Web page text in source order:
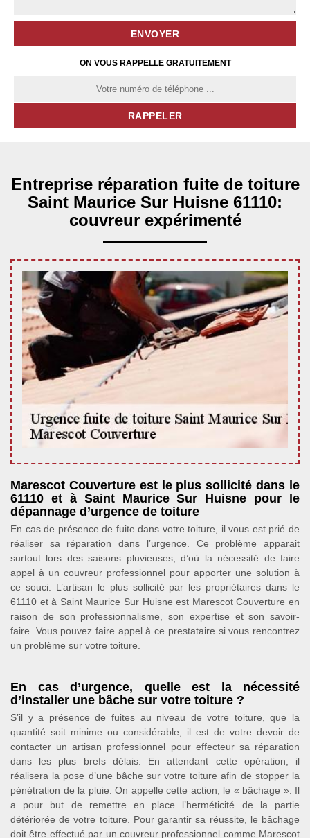
ON VOUS RAPPELLE GRATUITEMENT
Entreprise réparation fuite de toiture
Saint Maurice Sur Huisne 61110:
couvreur expérimenté
Marescot Couverture est le plus sollicité dans le
61110 et à Saint Maurice Sur Huisne pour le
dépannage d’urgence de toiture
En cas de présence de fuite dans votre toiture, il vous est prié de
réaliser sa réparation dans l’urgence. Ce problème apparait
surtout lors des saisons pluvieuses, d’où la nécessité de faire
appel à un couvreur professionnel pour apporter une solution à
ce souci. L’artisan le plus sollicité par les propriétaires dans le
61110 et à Saint Maurice Sur Huisne est Marescot Couverture en
raison de son professionnalisme, son expertise et son savoir-
faire. Vous pouvez faire appel à ce prestataire si vous rencontrez
un problème sur votre toiture.
En cas d’urgence, quelle est la nécessité
d’installer une bâche sur votre toiture ?
S’il y a présence de fuites au niveau de votre toiture, que la
quantité soit minime ou considérable, il est de votre devoir de
contacter un artisan professionnel pour effecteur sa réparation
dans les plus brefs délais. En attendant cette opération, il
réalisera la pose d’une bâche sur votre toiture afin de stopper la
pénétration de la pluie. On appelle cette action, le « bâchage ». Il
a pour but de remettre en place l’herméticité de la partie
détériorée de votre toiture. Pour garantir sa réussite, le bâchage
doit être effectué par un couvreur professionnel comme Marescot